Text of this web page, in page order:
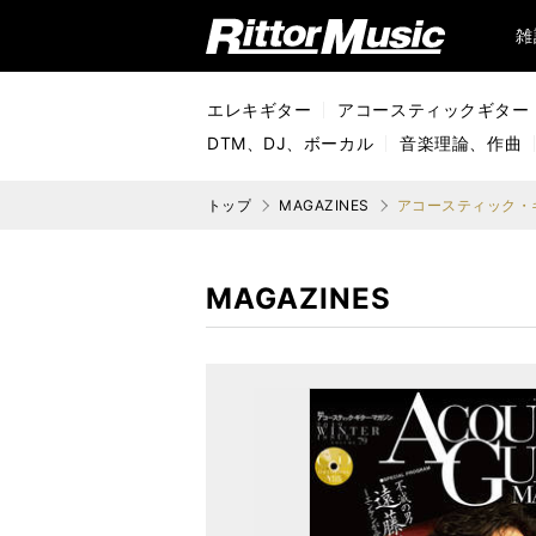
リットーミュージック (Rittor Music)
エレキギター
アコースティックギター
DTM、DJ、ボーカル
音楽理論、作曲
トップ MAGAZINES アコースティック
MAGAZINES